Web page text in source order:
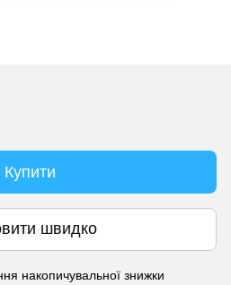
Купити
швидко
накопичувальної знижки